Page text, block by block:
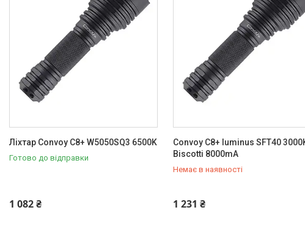
M21F
M21E
M26D
M3-С
M21D
M26C
M21J
Ліхтар Convoy C8+ W5050SQ3 6500K
Готово до відправки
1 082 ₴
Convoy C8+ luminus SFT40
Biscotti 8000mA
Немає в наявності
1 231 ₴
+380 (96) 009-15-15